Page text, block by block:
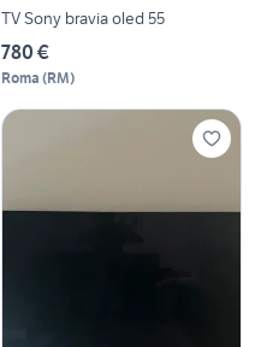
TV Sony bravia oled 55
780 €
Roma (RM)